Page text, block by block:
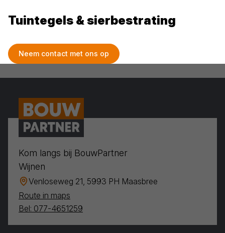
Tuintegels & sierbestrating
Neem contact met ons op
Kom langs bij BouwPartner
Wijnen
Venloseweg 21, 5993 PH Maasbree
Route in maps
Bel: 077-4651259